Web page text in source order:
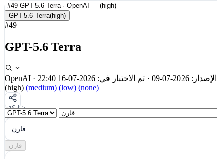
GPT-5.6 Terra(high)
#49
GPT-5.6 Terra
OpenAI · الإصدار: 2026-07-09 · تم الاختبار في: 2026-07-16 22:40
(high) (medium) (low) (none)
مشاركة
قارن
قارن